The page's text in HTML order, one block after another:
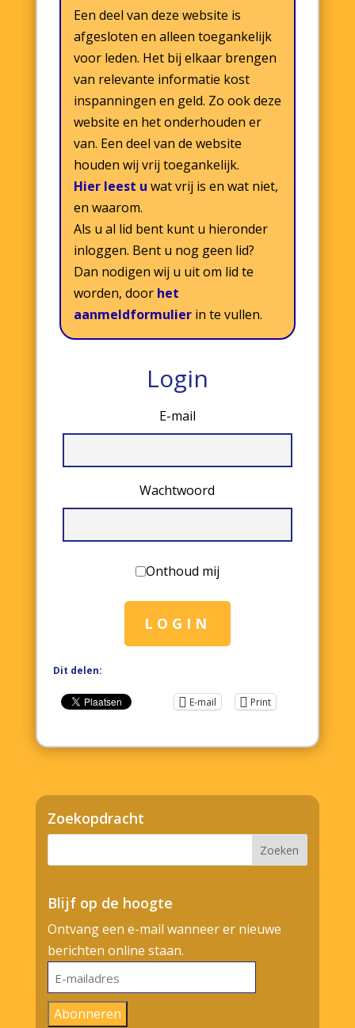
Een deel van deze website is
afgesloten en alleen toegankelijk
voor leden. Het bij elkaar brengen
van relevante informatie kost
inspanningen en geld. Zo ook deze
website en het onderhouden er
van. Een deel van de website
houden wij vrij toegankelijk.
Hier leest u wat vrij is en wat niet,
en waarom.
Als u al lid bent kunt u hieronder
inloggen. Bent u nog geen lid?
Dan nodigen wij u uit om lid te
worden, door het
aanmeldformulierin te vullen.
Login
E-mail
Wachtwoord
Onthoud mij
LOGIN
Dit delen:
E-mail Print
Zoekopdracht
Blijf op de hoogte
Ontvang een e-mail wanneer er nieuwe
berichten online staan.
E-
mailadres
Abonneren